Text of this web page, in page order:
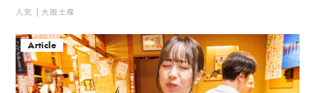
人気 大阪土産
Article